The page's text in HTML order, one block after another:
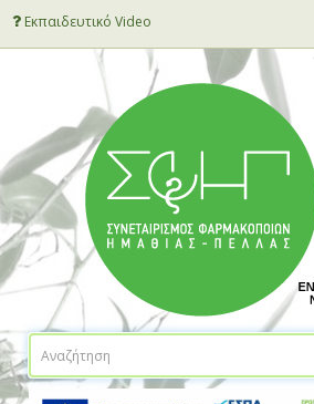
Εκπαιδευτικό Video